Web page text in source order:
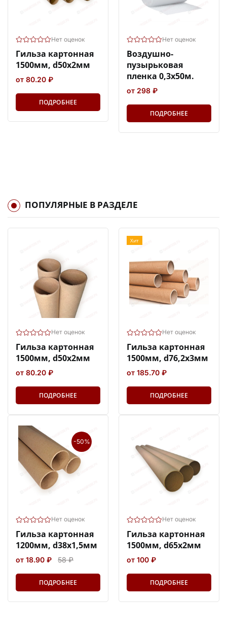
Нет оценок
Гильза картонная
1500мм, d50x2мм
от 80.20 ₽
ПОДРОБНЕЕ
Нет оценок
Воздушно-
пузырьковая
пленка 0,3х50м.
от 298 ₽
ПОДРОБНЕЕ
ПОПУЛЯРНЫЕ В РАЗДЕЛЕ
Нет оценок
Гильза картонная
1500мм, d50x2мм
от 80.20 ₽
ПОДРОБНЕЕ
Хит
Нет оценок
Гильза картонная
1500мм, d76,2x3мм
от 185.70 ₽
ПОДРОБНЕЕ
-50%
Нет оценок
Гильза картонная
1200мм, d38x1,5мм
от 18.90 ₽ 58 ₽
ПОДРОБНЕЕ
Нет оценок
Гильза картонная
1500мм, d65x2мм
от 100 ₽
ПОДРОБНЕЕ